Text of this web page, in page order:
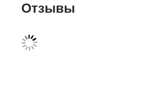
Отзывы